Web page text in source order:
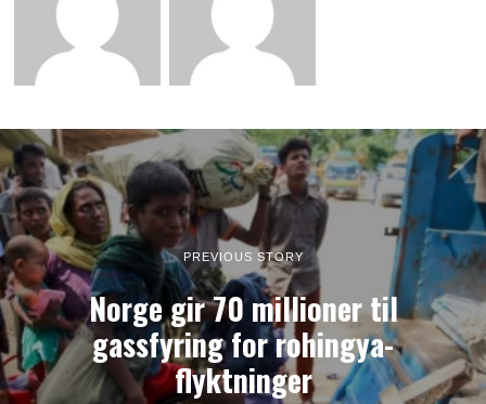
PREVIOUS STORY
Norge gir 70 millioner til
gassfyring for rohingya-
flyktninger